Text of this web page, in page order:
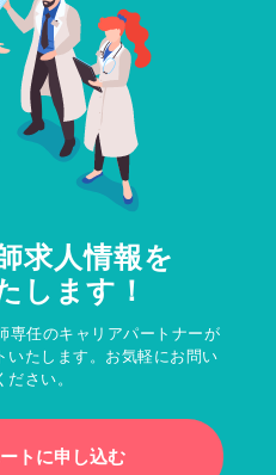
求人情報を
します！
専任のキャリアパートナーが
いたします。お気軽にお問い
さい。
トに申し込む